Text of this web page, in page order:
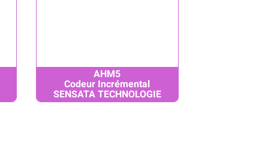
AHM5
Codeur Incrémental
SENSATA TECHNOLOGIE